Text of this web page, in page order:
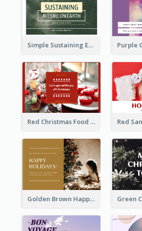
Simple Sustaining Environment Postcard Design
Red Christmas Food Photos Postcard
Golden Brown Happy Holidays For Christmas Post Card